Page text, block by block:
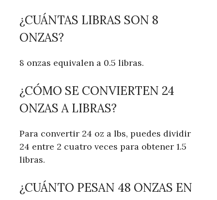
¿CUÁNTAS LIBRAS SON 8
ONZAS?
8 onzas equivalen a 0.5 libras.
¿CÓMO SE CONVIERTEN 24
ONZAS A LIBRAS?
Para convertir 24 oz a lbs, puedes dividir
24 entre 2 cuatro veces para obtener 1.5
libras.
¿CUÁNTO PESAN 48 ONZAS EN